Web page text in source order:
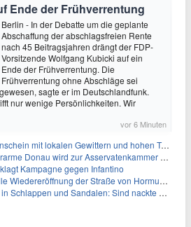
Ende der Frühverrentung
Berlin - In der Debatte um die geplante
Abschaffung der abschlagsfreien Rente
nach 45 Beitragsjahren drängt der FDP-
Vorsitzende Wolfgang Kubicki auf ein
Ende der Frühverrentung. Die
Frühverrentung ohne Abschläge sei
sagte er im Deutschlandfunk.
nur wenige Persönlichkeiten. Wir
vor 6 Minuten
mit lokalen Gewittern und hohen Temperaturen
Donau wird zur Asservatenkammer der Geschichte
Kampagne gegen Infantino
Wiedereröffnung der Straße von Hormus ungewiss
Schlappen und Sandalen: Sind nackte Füße eklig?